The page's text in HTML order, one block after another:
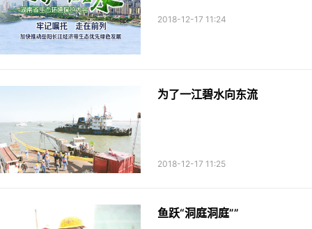
2018-12-17 11:24
为了一江碧水向东流
2018-12-17 11:25
鱼跃“洞庭洞庭””